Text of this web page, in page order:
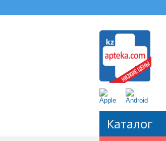
Каталог